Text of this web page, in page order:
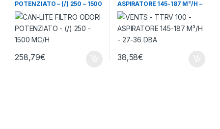
POTENZIATO – (/) 250 – 1500
MC/H
258,79€
ASPIRATORE 145-187 M³/H –
27-36 DBA
38,58€